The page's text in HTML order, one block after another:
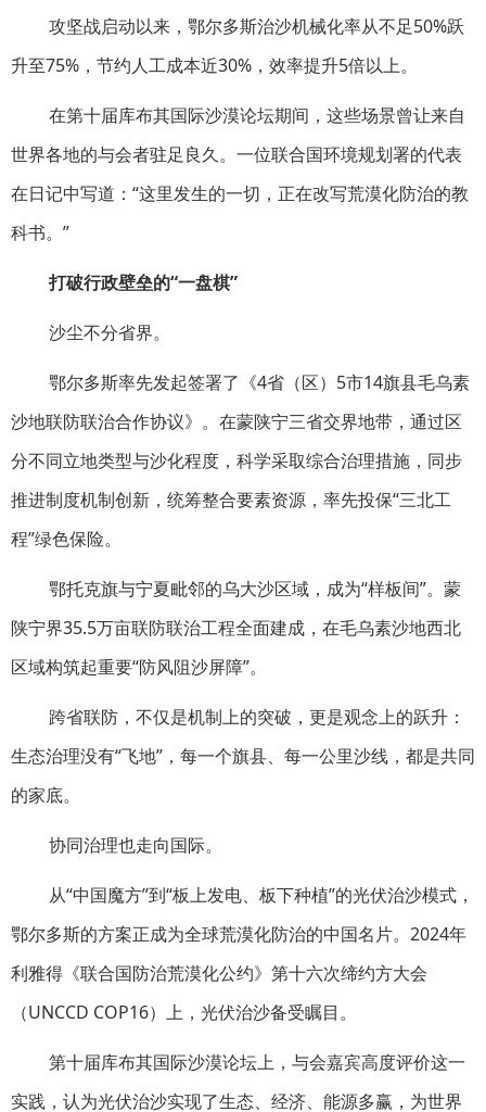
攻坚战启动以来，鄂尔多斯治沙机械化率从不足50%跃
升至75%，节约人工成本近30%，效率提升5倍以上。
在第十届库布其国际沙漠论坛期间，这些场景曾让来自
世界各地的与会者驻足良久。一位联合国环境规划署的代表
在日记中写道：“这里发生的一切，正在改写荒漠化防治的教
科书。”
打破行政壁垒的“一盘棋”
沙尘不分省界。
鄂尔多斯率先发起签署了《4省（区）5市14旗县毛乌素
沙地联防联治合作协议》。在蒙陕宁三省交界地带，通过区
分不同立地类型与沙化程度，科学采取综合治理措施，同步
推进制度机制创新，统筹整合要素资源，率先投保“三北工
程”绿色保险。
鄂托克旗与宁夏毗邻的乌大沙区域，成为“样板间”。蒙
陕宁界35.5万亩联防联治工程全面建成，在毛乌素沙地西北
区域构筑起重要“防风阻沙屏障”。
跨省联防，不仅是机制上的突破，更是观念上的跃升：
生态治理没有“飞地”，每一个旗县、每一公里沙线，都是共同
的家底。
协同治理也走向国际。
从“中国魔方”到“板上发电、板下种植”的光伏治沙模式，
鄂尔多斯的方案正成为全球荒漠化防治的中国名片。2024年
利雅得《联合国防治荒漠化公约》第十六次缔约方大会
（UNCCD COP16）上，光伏治沙备受瞩目。
第十届库布其国际沙漠论坛上，与会嘉宾高度评价这一
实践，认为光伏治沙实现了生态、经济、能源多赢，为世界